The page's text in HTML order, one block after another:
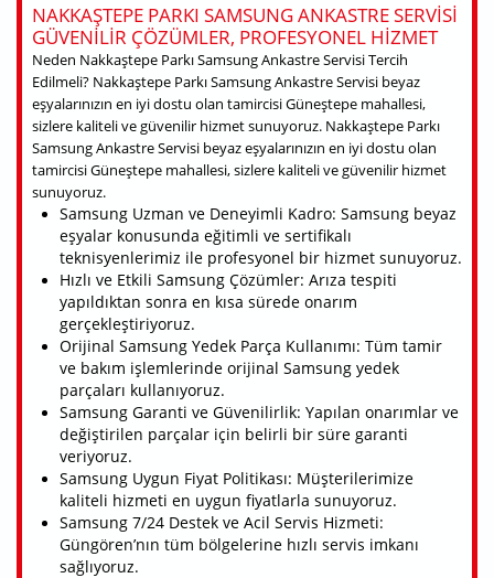
NAKKAŞTEPE PARKI SAMSUNG ANKASTRE SERVISI
GÜVENILIR ÇÖZÜMLER, PROFESYONEL HIZMET
Neden Nakkaştepe Parkı Samsung Ankastre Servisi Tercih
Edilmeli? Nakkaştepe Parkı Samsung Ankastre Servisi beyaz
eşyalarınızın en iyi dostu olan tamircisi Güneştepe mahallesi,
sizlere kaliteli ve güvenilir hizmet sunuyoruz. Nakkaştepe Parkı
Samsung Ankastre Servisi beyaz eşyalarınızın en iyi dostu olan
tamircisi Güneştepe mahallesi, sizlere kaliteli ve güvenilir hizmet
sunuyoruz.
Samsung Uzman ve Deneyimli Kadro: Samsung beyaz
eşyalar konusunda eğitimli ve sertifikalı
teknisyenlerimiz ile profesyonel bir hizmet sunuyoruz.
Hızlı ve Etkili Samsung Çözümler: Arıza tespiti
yapıldıktan sonra en kısa sürede onarım
gerçekleştiriyoruz.
Orijinal Samsung Yedek Parça Kullanımı: Tüm tamir
ve bakım işlemlerinde orijinal Samsung yedek
parçaları kullanıyoruz.
Samsung Garanti ve Güvenilirlik: Yapılan onarımlar ve
değiştirilen parçalar için belirli bir süre garanti
veriyoruz.
Samsung Uygun Fiyat Politikası: Müşterilerimize
kaliteli hizmeti en uygun fiyatlarla sunuyoruz.
Samsung 7/24 Destek ve Acil Servis Hizmeti:
Güngören’nın tüm bölgelerine hızlı servis imkanı
sağlıyoruz.